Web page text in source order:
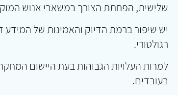
שלישית, הפחתת הצורך במשאבי אנוש
יש שיפור ברמת הדיוק והאמינות של המידע
רגולטורי.
למרות העלויות הגבוהות בעת היישום
בעובדים.